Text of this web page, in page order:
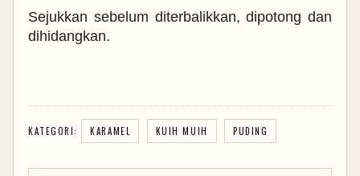
Sejukkan sebelum diterbalikkan, dipotong dan
dihidangkan.
KATEGORI: KARAMEL KUIH MUIH PUDING